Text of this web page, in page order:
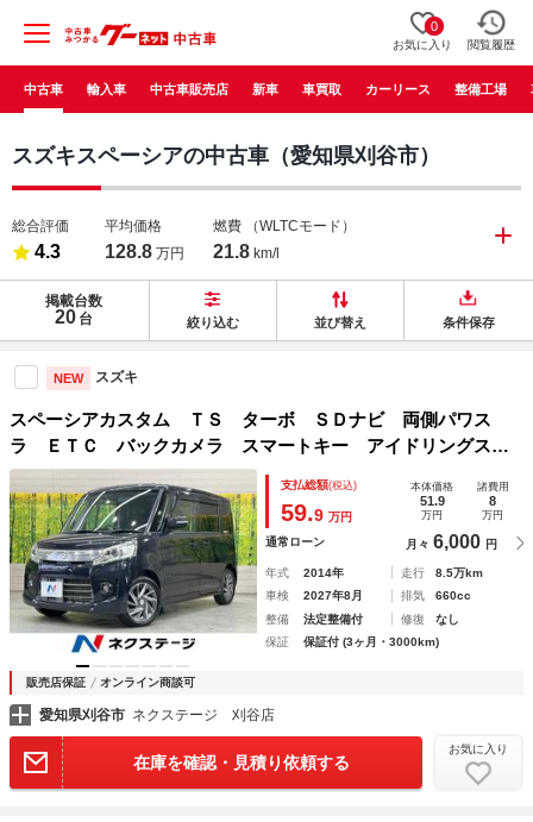
0
お気に入り 閲覧履歴
中古車 輸入車 中古車販売店 新車 車買取 カーリース 整備工場
スズキスペーシアの中古車（愛知県刈谷市）
総合評価
4.3
平均価格
128.8 万円
燃費 （WLTCモード）
21.8 km/l
掲載台数
20 台 絞り込む 並び替え 条件保存
NEW スズキ
スペーシアカスタム ＴＳ ターボ ＳＤナビ 両側パワス
ラ ＥＴＣ バックカメラ スマートキー アイドリングスト
ップ オートエアコン オートライト フルセグＴＶ ＨＩＤ
ヘッドライト 純正アルミ ロールサンシェード
支払総額(税込)
59.9 万円
本体価格
51.9
万円
諸費用
8
万円
通常ローン 月々 6,000 円
年式 2014年 走行
8.5万km
車検
2027年8月 排気
660cc
整備
法定整備付 修復
なし
保証
保証付 (3ヶ月・3000km)
販売店保証 オンライン商談可
愛知県刈谷市 ネクステージ 刈谷店
在庫を確認・見積り依頼する
お気に入り